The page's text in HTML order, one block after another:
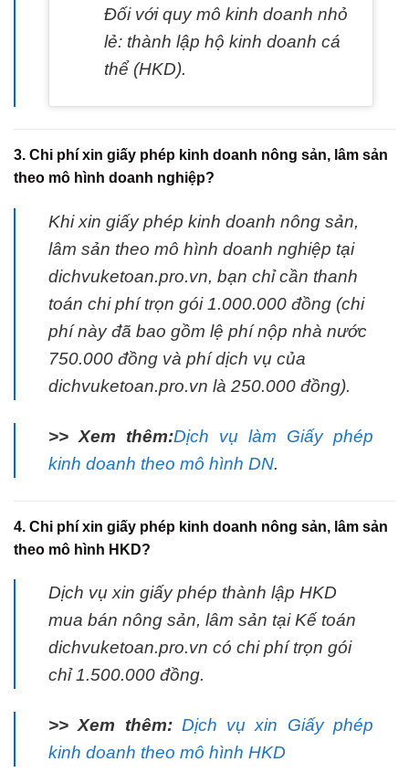
Đối với quy mô kinh doanh nhỏ
lẻ: thành lập hộ kinh doanh cá
thể (HKD).
3. Chi phí xin giấy phép kinh doanh nông sản, lâm sản
theo mô hình doanh nghiệp?
Khi xin giấy phép kinh doanh nông sản,
lâm sản theo mô hình doanh nghiệp tại
dichvuketoan.pro.vn, bạn chỉ cần thanh
toán chi phí trọn gói 1.000.000 đồng (chi
phí này đã bao gồm lệ phí nộp nhà nước
750.000 đồng và phí dịch vụ của
dichvuketoan.pro.vn là 250.000 đồng).
>> Xem thêm:Dịch vụ làm Giấy phép
kinh doanh theo mô hình DN.
4. Chi phí xin giấy phép kinh doanh nông sản, lâm sản
theo mô hình HKD?
Dịch vụ xin giấy phép thành lập HKD
mua bán nông sản, lâm sản tại Kế toán
dichvuketoan.pro.vn có chi phí trọn gói
chỉ 1.500.000 đồng.
>> Xem thêm: Dịch vụ xin Giấy phép
kinh doanh theo mô hình HKD